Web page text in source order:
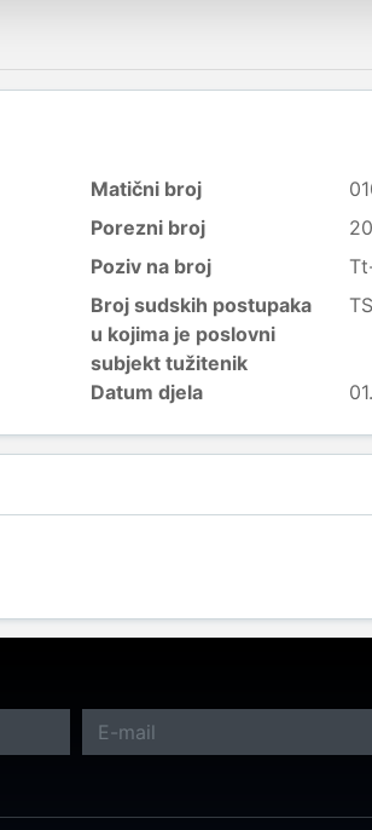
Matični broj
Porezni broj
Poziv na broj
Broj sudskih postupaka
u kojima je poslovni
subjekt tužitenik
Datum djela